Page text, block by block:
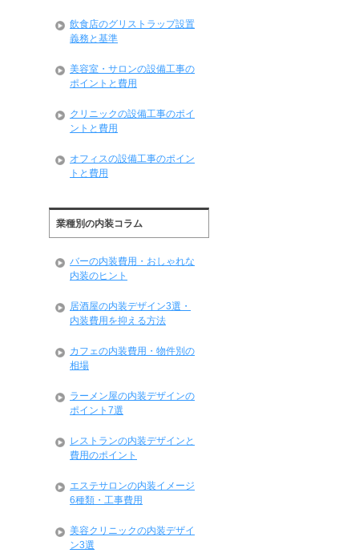
飲食店のグリストラップ設置
義務と基準
美容室・サロンの設備工事の
ポイントと費用
クリニックの設備工事のポイ
ントと費用
オフィスの設備工事のポイン
トと費用
業種別の内装コラム
バーの内装費用・おしゃれな
内装のヒント
居酒屋の内装デザイン3選・
内装費用を抑える方法
カフェの内装費用・物件別の
相場
ラーメン屋の内装デザインの
ポイント7選
レストランの内装デザインと
費用のポイント
エステサロンの内装イメージ
6種類・工事費用
美容クリニックの内装デザイ
ン3選